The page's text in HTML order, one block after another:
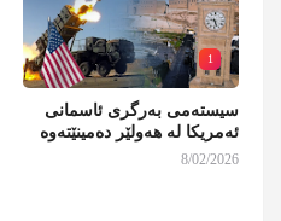
1
سیستەمی بەرگری ئاسمانی
ئەمریکا لە هەولێر دەمینێتەوە
8/02/2026